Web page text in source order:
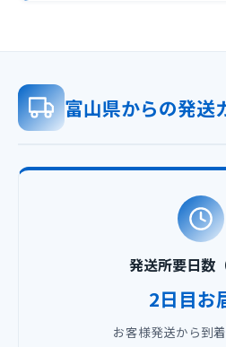
富山県からの発送
発送所要日数
2日目お
お客様発送から到